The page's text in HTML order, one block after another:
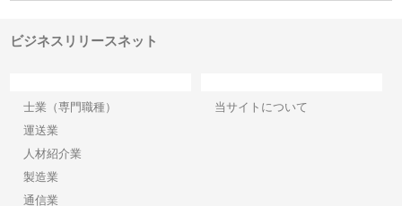
ビジネスリリースネット
士業（専門職種）
運送業
人材紹介業
製造業
通信業
当サイトについて